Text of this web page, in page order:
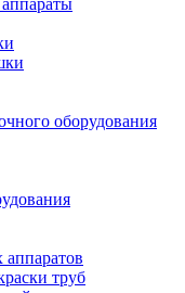
оборудования
труб